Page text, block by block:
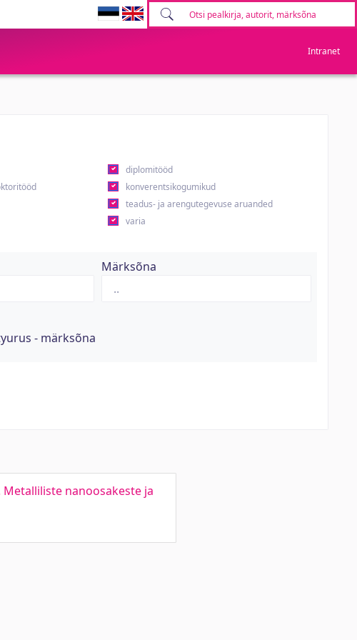
Intranet
diplomitööd
konverentsikogumikud
teadus- ja arengutegevuse aruanded
varia
Märksõna
- märksõna
nanoosakeste ja